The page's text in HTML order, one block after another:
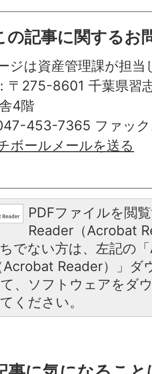
の記事に関するお
ジは資産管理課が担当
〒275-8601 千葉県習
4階
453-7365 ファッ
ボールメールを送る
PDFファイルを閲
Reader（Acrobat
でない方は、左記の
Acrobat Reader）」ダ
、ソフトウェアをダ
ください。